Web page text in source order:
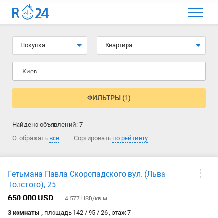
МЕНЮ
Выбрать язык
Избранные объявления
Комментарии к объявления
Как добавить объявление
Покупка Квартира
Киев
ФИЛЬТРЫ (1)
Найдено объявлений: 7
Отображать все Сортировать по рейтингу
Гетьмана Павла Скоропадского вул. (Льва
Толстого), 25
650 000 USD
4 577 USD/кв.м
3 комнаты , площадь 142 / 95 / 26 , этаж 7